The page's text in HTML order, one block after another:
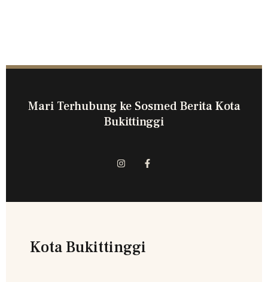
Mari Terhubung ke Sosmed Berita Kota
Bukittinggi
Kota Bukittinggi